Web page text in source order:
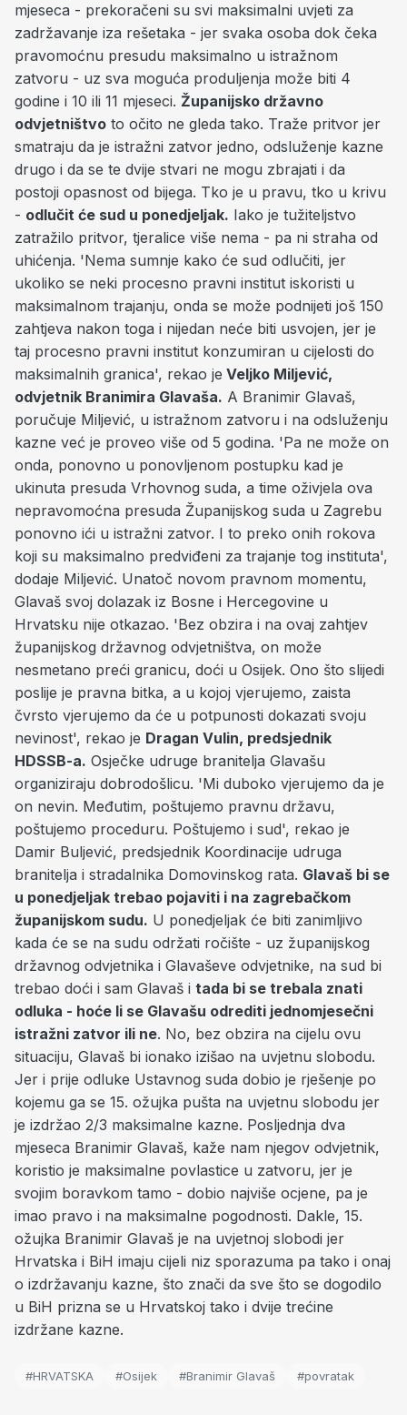
mjeseca - prekoračeni su svi maksimalni uvjeti za
zadržavanje iza rešetaka - jer svaka osoba dok čeka
pravomoćnu presudu maksimalno u istražnom
zatvoru - uz sva moguća produljenja može biti 4
godine i 10 ili 11 mjeseci. Županijsko državno
odvjetništvo to očito ne gleda tako. Traže pritvor jer
smatraju da je istražni zatvor jedno, odsluženje kazne
drugo i da se te dvije stvari ne mogu zbrajati i da
postoji opasnost od bijega. Tko je u pravu, tko u krivu
- odlučit će sud u ponedjeljak. Iako je tužiteljstvo
zatražilo pritvor, tjeralice više nema - pa ni straha od
uhićenja. 'Nema sumnje kako će sud odlučiti, jer
ukoliko se neki procesno pravni institut iskoristi u
maksimalnom trajanju, onda se može podnijeti još 150
zahtjeva nakon toga i nijedan neće biti usvojen, jer je
taj procesno pravni institut konzumiran u cijelosti do
maksimalnih granica', rekao je Veljko Miljević,
odvjetnik Branimira Glavaša. A Branimir Glavaš,
poručuje Miljević, u istražnom zatvoru i na odsluženju
kazne već je proveo više od 5 godina. 'Pa ne može on
onda, ponovno u ponovljenom postupku kad je
ukinuta presuda Vrhovnog suda, a time oživjela ova
nepravomoćna presuda Županijskog suda u Zagrebu
ponovno ići u istražni zatvor. I to preko onih rokova
koji su maksimalno predviđeni za trajanje tog instituta',
dodaje Miljević. Unatoč novom pravnom momentu,
Glavaš svoj dolazak iz Bosne i Hercegovine u
Hrvatsku nije otkazao. 'Bez obzira i na ovaj zahtjev
županijskog državnog odvjetništva, on može
nesmetano preći granicu, doći u Osijek. Ono što slijedi
poslije je pravna bitka, a u kojoj vjerujemo, zaista
čvrsto vjerujemo da će u potpunosti dokazati svoju
nevinost', rekao je Dragan Vulin, predsjednik
HDSSB-a. Osječke udruge branitelja Glavašu
organiziraju dobrodošlicu. 'Mi duboko vjerujemo da je
on nevin. Međutim, poštujemo pravnu državu,
poštujemo proceduru. Poštujemo i sud', rekao je
Damir Buljević, predsjednik Koordinacije udruga
branitelja i stradalnika Domovinskog rata. Glavaš bi se
u ponedjeljak trebao pojaviti i na zagrebačkom
županijskom sudu. U ponedjeljak će biti zanimljivo
kada će se na sudu održati ročište - uz županijskog
državnog odvjetnika i Glavaševe odvjetnike, na sud bi
trebao doći i sam Glavaš i tada bi se trebala znati
odluka - hoće li se Glavašu odrediti jednomjesečni
istražni zatvor ili ne. No, bez obzira na cijelu ovu
situaciju, Glavaš bi ionako izišao na uvjetnu slobodu.
Jer i prije odluke Ustavnog suda dobio je rješenje po
kojemu ga se 15. ožujka pušta na uvjetnu slobodu jer
je izdržao 2/3 maksimalne kazne. Posljednja dva
mjeseca Branimir Glavaš, kaže nam njegov odvjetnik,
koristio je maksimalne povlastice u zatvoru, jer je
svojim boravkom tamo - dobio najviše ocjene, pa je
imao pravo i na maksimalne pogodnosti. Dakle, 15.
ožujka Branimir Glavaš je na uvjetnoj slobodi jer
Hrvatska i BiH imaju cijeli niz sporazuma pa tako i onaj
o izdržavanju kazne, što znači da sve što se dogodilo
u BiH prizna se u Hrvatskoj tako i dvije trećine
izdržane kazne.
#HRVATSKA #Osijek #Branimir Glavaš #povratak